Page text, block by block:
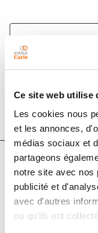
Ce site web utilise
Les cookies nous
et les annonces,
médias sociaux et
partageons
notre site avec nos
publicité et
avec d'autres
ou qu'ils ont
1 sept. 2021
Bulletin du
DOI :10.1016/
Auteurs
Marie-Thérèse